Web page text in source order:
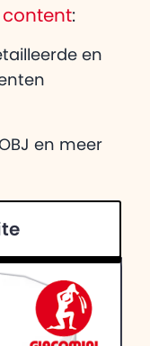
content:
en
en meer